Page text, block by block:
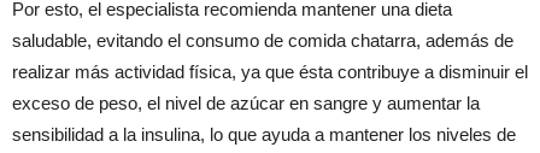
Por esto, el especialista recomienda mantener una dieta
saludable, evitando el consumo de comida chatarra, además de
realizar más actividad física, ya que ésta contribuye a disminuir el
exceso de peso, el nivel de azúcar en sangre y aumentar la
sensibilidad a la insulina, lo que ayuda a mantener los niveles de